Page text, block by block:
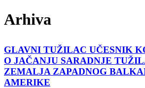
Arhiva
GLAVNI TUŽILAC UČESNIK
O JAČANJU SARADNJE
ZEMALJA ZAPADNOG
AMERIKE